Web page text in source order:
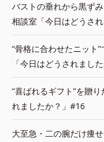
バストの垂れから黒ず
相談室「今日はどうさ
“骨格に合わせたニット
「今日はどうされまし
“喜ばれるギフト”を贈
れましたか？」#16
大至急・二の腕だけ痩